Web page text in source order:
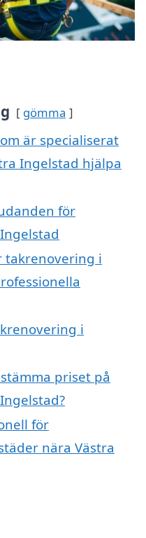
gömma
är specialiserat
Ingelstad hjälpa
för
takrenovering i
i
priset på
för
nära Västra